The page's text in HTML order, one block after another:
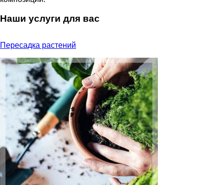
Наши услуги для вас
Пересадка растений